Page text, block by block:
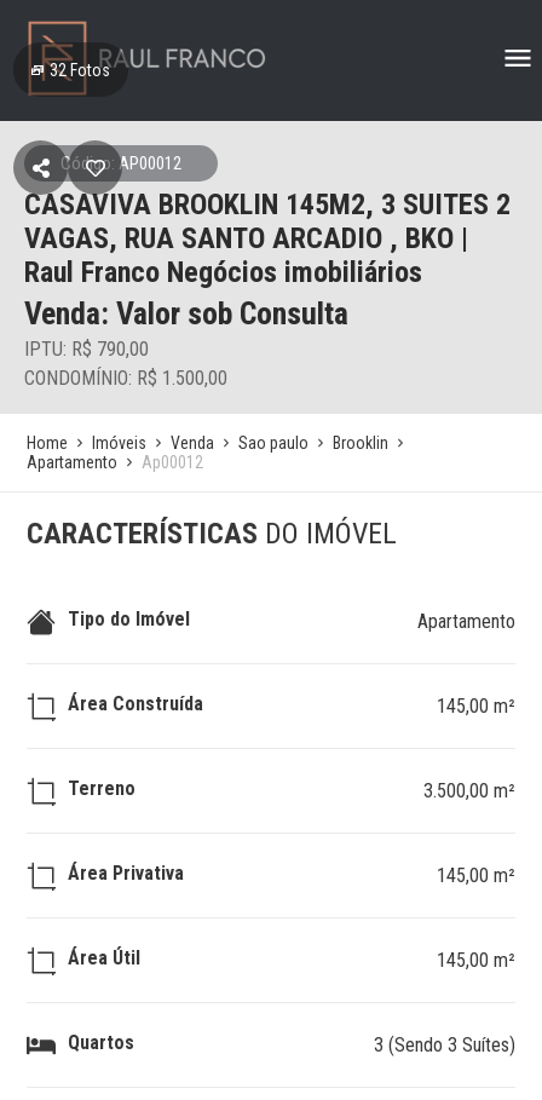
32 Fotos
Código: AP00012
CASAVIVA BROOKLIN 145M2, 3 SUITES 2
VAGAS, RUA SANTO ARCADIO , BKO |
Raul Franco Negócios imobiliários
Venda: Valor sob Consulta
IPTU: R$ 790,00
CONDOMÍNIO: R$ 1.500,00
Home Imóveis Venda Sao paulo
Brooklin
Apartamento
Ap00012
CARACTERÍSTICAS DO IMÓVEL
Tipo do Imóvel Apartamento
Área Construída 145,00 m²
Terreno 3.500,00 m²
Área Privativa 145,00 m²
Área Útil 145,00 m²
Quartos 3 (Sendo 3 Suítes)